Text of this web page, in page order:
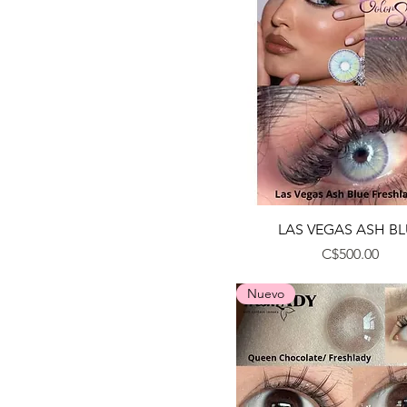
Vista rápida
LAS VEGAS ASH
Precio
C$500.00
Nuevo